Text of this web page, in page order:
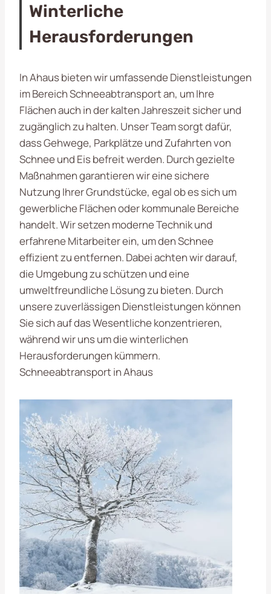
Winterliche
Herausforderungen
In Ahaus bieten wir umfassende Dienstleistungen
im Bereich Schneeabtransport an, um Ihre
Flächen auch in der kalten Jahreszeit sicher und
zugänglich zu halten. Unser Team sorgt dafür,
dass Gehwege, Parkplätze und Zufahrten von
Schnee und Eis befreit werden. Durch gezielte
Maßnahmen garantieren wir eine sichere
Nutzung Ihrer Grundstücke, egal ob es sich um
gewerbliche Flächen oder kommunale Bereiche
handelt. Wir setzen moderne Technik und
erfahrene Mitarbeiter ein, um den Schnee
effizient zu entfernen. Dabei achten wir darauf,
die Umgebung zu schützen und eine
umweltfreundliche Lösung zu bieten. Durch
unsere zuverlässigen Dienstleistungen können
Sie sich auf das Wesentliche konzentrieren,
während wir uns um die winterlichen
Herausforderungen kümmern.
Schneeabtransport in Ahaus